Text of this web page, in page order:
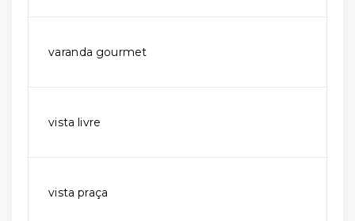
varanda gourmet
vista livre
vista praça